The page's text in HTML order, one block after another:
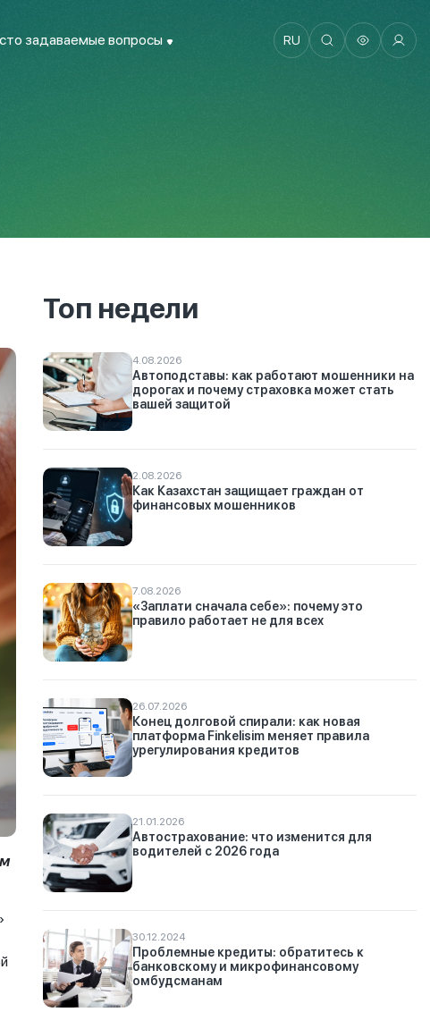
задаваемые вопросы RU
Топ недели
4.08.2026
Автоподставы: как работают мошенники на
дорогах и почему страховка может стать
вашей защитой
2.08.2026
Как Казахстан защищает граждан от
финансовых мошенников
7.08.2026
«Заплати сначала себе»: почему это
правило работает не для всех
26.07.2026
Конец долговой спирали: как новая
платформа Finkelisim меняет правила
урегулирования кредитов
21.01.2026
Автострахование: что изменится для
водителей с 2026 года
30.12.2024
Проблемные кредиты: обратитесь к
банковскому и микрофинансовому
омбудсманам